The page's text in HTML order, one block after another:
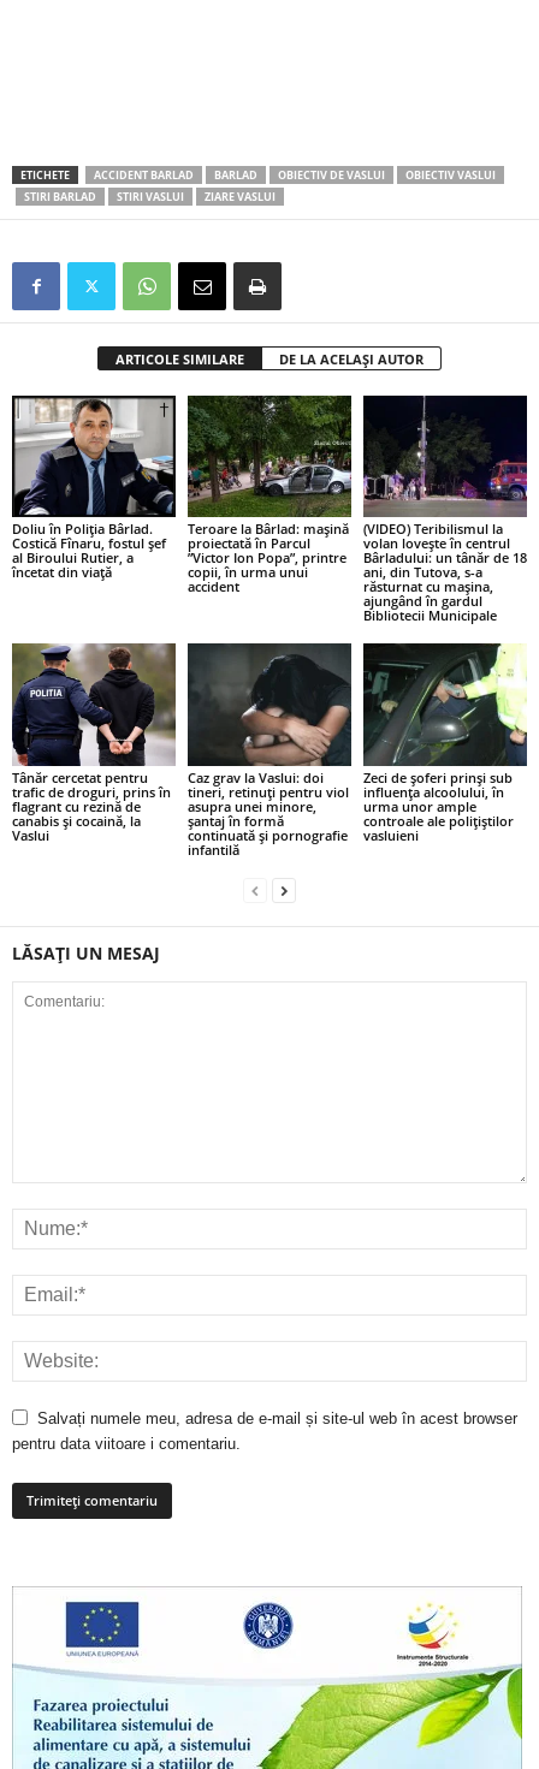
ETICHETE ACCIDENT BARLAD BARLAD OBIECTIV DE VASLUI
OBIECTIV VASLUI
STIRI BARLAD
STIRI VASLUI ZIARE VASLUI
ARTICOLE SIMILARE DE LA ACELAȘI AUTOR
Doliu în Poliția Bârlad.
Costică Fînaru, fostul șef
al Biroului Rutier, a
încetat din viață
Teroare la Bârlad: mașină
proiectată în Parcul
”Victor Ion Popa”, printre
copii, în urma unui
accident
(VIDEO) Teribilismul la
volan lovește în centrul
Bârladului: un tânăr de 18
ani, din Tutova, s-a
răsturnat cu mașina,
ajungând în gardul
Bibliotecii Municipale
Tânăr cercetat pentru
trafic de droguri, prins în
flagrant cu rezină de
canabis și cocaină, la
Vaslui
Caz grav la Vaslui: doi
tineri, retinuți pentru viol
asupra unei minore,
șantaj în formă
continuată și pornografie
infantilă
Zeci de șoferi prinși sub
influența alcoolului, în
urma unor ample
controale ale polițiștilor
vasluieni
LĂSAȚI UN MESAJ
Salvați numele meu, adresa de e-mail și site-ul web în acest browser
pentru data viitoare i comentariu.